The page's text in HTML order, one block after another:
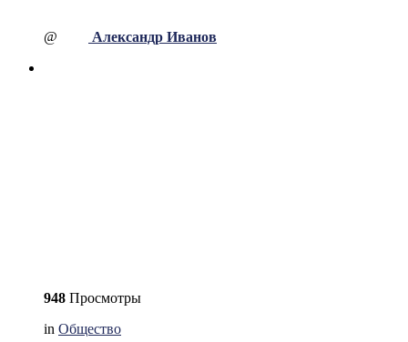
@ Александр Иванов
948 Просмотры
in Общество